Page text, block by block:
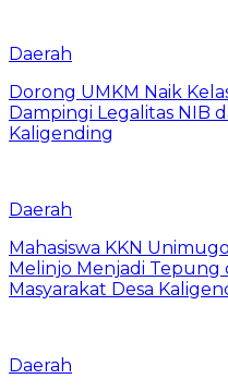
Daerah
Dorong UMKM Naik
Dampingi Legalitas NIB
Kaligending
Daerah
Mahasiswa KKN
Melinjo Menjadi
Masyarakat Desa
Daerah